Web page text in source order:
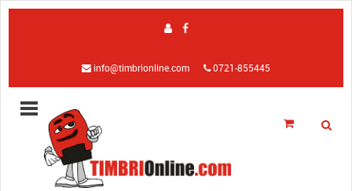
info@timbrionline.com 0721-855445